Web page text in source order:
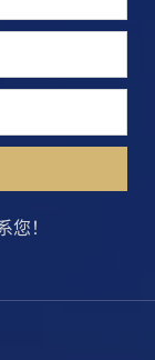
您！